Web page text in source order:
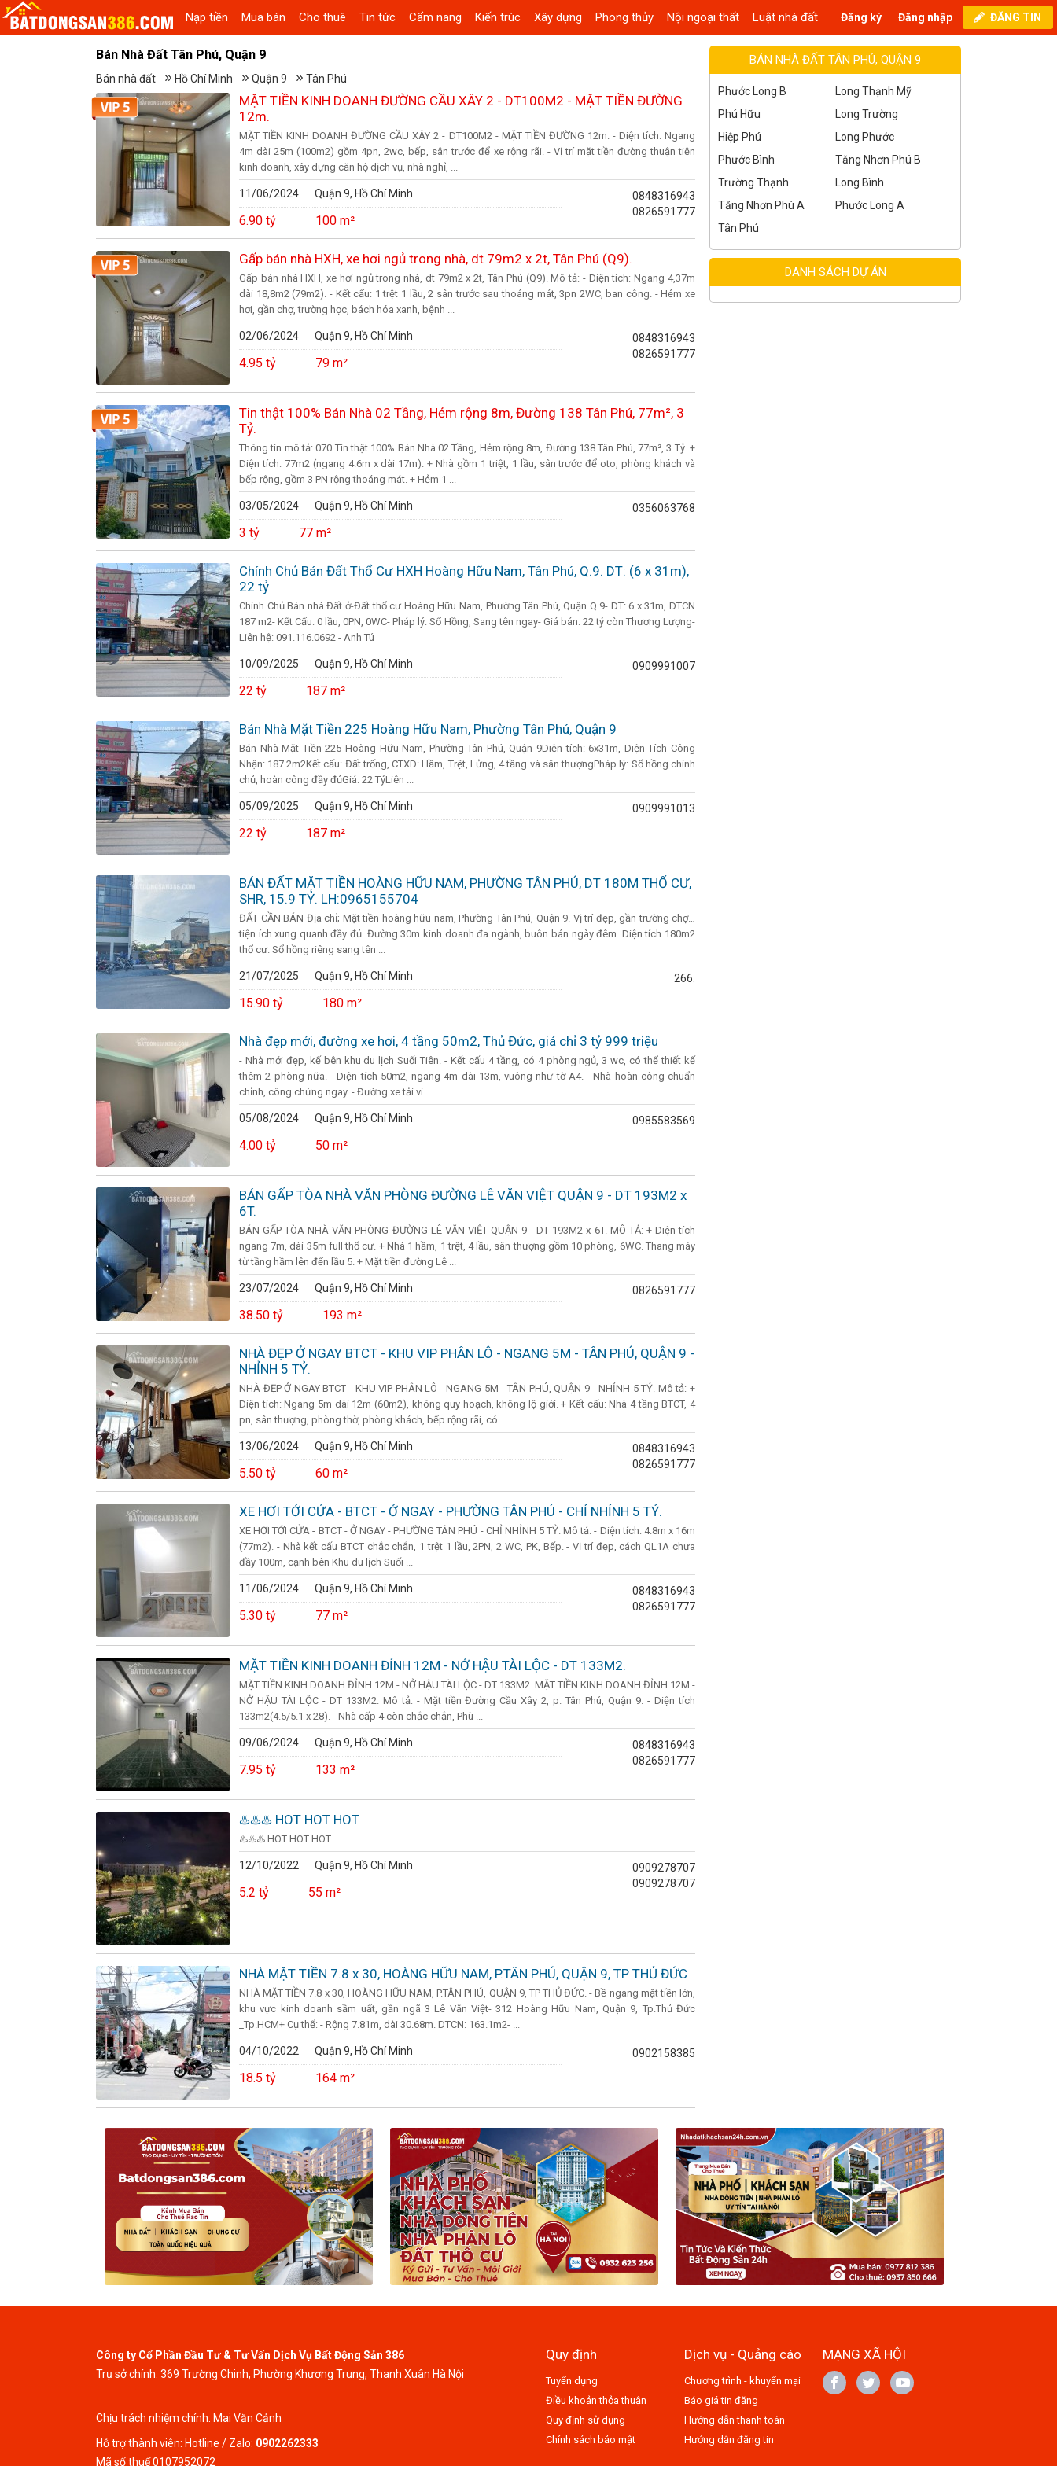
Nạp tiền Mua bán Cho thuê Tin tức Cẩm nang Kiến trúc Xây dựng Phong thủy Nội ngoại thất Luật nhà đất ĐĂNG TIN
Đăng nhập
Đăng ký
Bán Nhà Đất Tân Phú, Quận 9
Bán nhà đất Hồ Chí Minh Quận 9 Tân Phú
MẶT TIỀN KINH DOANH ĐƯỜNG CẦU XÂY 2 - DT100M2 - MẶT TIỀN ĐƯỜNG
12m.
MẶT TIỀN KINH DOANH ĐƯỜNG CẦU XÂY 2 - DT100M2 - MẶT TIỀN ĐƯỜNG 12m. - Diện tích: Ngang
4m dài 25m (100m2) gồm 4pn, 2wc, bếp, sân trước để xe rộng rãi. - Vị trí mặt tiền đường thuận tiện
kinh doanh, xây dựng căn hộ dịch vụ, nhà nghỉ, ...
11/06/2024 Quận 9, Hồ Chí Minh
6.90 tỷ 100 m²
0848316943
0826591777
Gấp bán nhà HXH, xe hơi ngủ trong nhà, dt 79m2 x 2t, Tân Phú (Q9).
Gấp bán nhà HXH, xe hơi ngủ trong nhà, dt 79m2 x 2t, Tân Phú (Q9). Mô tả: - Diện tích: Ngang 4,37m
dài 18,8m2 (79m2). - Kết cấu: 1 trệt 1 lầu, 2 sân trước sau thoáng mát, 3pn 2WC, ban công. - Hẻm xe
hơi, gần chợ, trường học, bách hóa xanh, bệnh ...
02/06/2024 Quận 9, Hồ Chí Minh
4.95 tỷ 79 m²
0848316943
0826591777
Tin thật 100% Bán Nhà 02 Tầng, Hẻm rộng 8m, Đường 138 Tân Phú, 77m², 3
Tỷ.
Thông tin mô tả: 070 Tin thật 100% Bán Nhà 02 Tầng, Hẻm rộng 8m, Đường 138 Tân Phú, 77m², 3 Tỷ. +
Diện tích: 77m2 (ngang 4.6m x dài 17m). + Nhà gồm 1 triệt, 1 lầu, sân trước để oto, phòng khách và
bếp rộng, gồm 3 PN rộng thoáng mát. + Hẻm 1 ...
03/05/2024 Quận 9, Hồ Chí Minh
3 tỷ 77 m²
0356063768
Chính Chủ Bán Đất Thổ Cư HXH Hoàng Hữu Nam, Tân Phú, Q.9. DT: (6 x 31m),
22 tỷ
Chính Chủ Bán nhà Đất ở-Đất thổ cư Hoàng Hữu Nam, Phường Tân Phú, Quận Q.9- DT: 6 x 31m, DTCN
187 m2- Kết Cấu: 0 lầu, 0PN, 0WC- Pháp lý: Sổ Hồng, Sang tên ngay- Giá bán: 22 tỷ còn Thương Lượng-
Liên hệ: 091.116.0692 - Anh Tú
10/09/2025 Quận 9, Hồ Chí Minh
22 tỷ 187 m²
0909991007
Bán Nhà Mặt Tiền 225 Hoàng Hữu Nam, Phường Tân Phú, Quận 9
Bán Nhà Mặt Tiền 225 Hoàng Hữu Nam, Phường Tân Phú, Quận 9Diện tích: 6x31m, Diện Tích Công
Nhận: 187.2m2Kết cấu: Đất trống, CTXD: Hầm, Trệt, Lửng, 4 tầng và sân thượngPháp lý: Sổ hồng chính
chủ, hoàn công đầy đủGiá: 22 TỷLiên ...
05/09/2025 Quận 9, Hồ Chí Minh
22 tỷ 187 m²
0909991013
BÁN ĐẤT MẶT TIỀN HOÀNG HỮU NAM, PHƯỜNG TÂN PHÚ, DT 180M THỔ CƯ,
SHR, 15.9 TỶ. LH:0965155704
ĐẤT CẦN BÁN Địa chỉ; Mặt tiền hoàng hữu nam, Phường Tân Phú, Quận 9. Vị trí đẹp, gần trường chợ…
tiện ích xung quanh đầy đủ. Đường 30m kinh doanh đa ngành, buôn bán ngày đêm. Diện tích 180m2
thổ cư. Sổ hồng riêng sang tên ...
21/07/2025 Quận 9, Hồ Chí Minh
15.90 tỷ 180 m²
266.
Nhà đẹp mới, đường xe hơi, 4 tầng 50m2, Thủ Đức, giá chỉ 3 tỷ 999 triệu
- Nhà mới đẹp, kế bên khu du lịch Suối Tiên. - Kết cấu 4 tầng, có 4 phòng ngủ, 3 wc, có thể thiết kế
thêm 2 phòng nữa. - Diện tích 50m2, ngang 4m dài 13m, vuông như tờ A4. - Nhà hoàn công chuẩn
chỉnh, công chứng ngay. - Đường xe tải vi ...
05/08/2024 Quận 9, Hồ Chí Minh
4.00 tỷ 50 m²
0985583569
BÁN GẤP TÒA NHÀ VĂN PHÒNG ĐƯỜNG LÊ VĂN VIỆT QUẬN 9 - DT 193M2 x
6T.
BÁN GẤP TÒA NHÀ VĂN PHÒNG ĐƯỜNG LÊ VĂN VIỆT QUẬN 9 - DT 193M2 x 6T. MÔ TẢ: + Diện tích
ngang 7m, dài 35m full thổ cư. + Nhà 1 hầm, 1 trệt, 4 lầu, sân thượng gồm 10 phòng, 6WC. Thang máy
từ tầng hầm lên đến lầu 5. + Mặt tiền đường Lê ...
23/07/2024 Quận 9, Hồ Chí Minh
38.50 tỷ 193 m²
0826591777
NHÀ ĐẸP Ở NGAY BTCT - KHU VIP PHÂN LÔ - NGANG 5M - TÂN PHÚ, QUẬN 9 -
NHỈNH 5 TỶ.
NHÀ ĐẸP Ở NGAY BTCT - KHU VIP PHÂN LÔ - NGANG 5M - TÂN PHÚ, QUẬN 9 - NHỈNH 5 TỶ. Mô tả: +
Diện tích: Ngang 5m dài 12m (60m2), không quy hoạch, không lộ giới. + Kết cấu: Nhà 4 tầng BTCT, 4
pn, sân thượng, phòng thờ, phòng khách, bếp rộng rãi, có ...
13/06/2024 Quận 9, Hồ Chí Minh
5.50 tỷ 60 m²
0848316943
0826591777
XE HƠI TỚI CỬA - BTCT - Ở NGAY - PHƯỜNG TÂN PHÚ - CHỈ NHỈNH 5 TỶ.
XE HƠI TỚI CỬA - BTCT - Ở NGAY - PHƯỜNG TÂN PHÚ - CHỈ NHỈNH 5 TỶ. Mô tả: - Diện tích: 4.8m x 16m
(77m2). - Nhà kết cấu BTCT chắc chắn, 1 trệt 1 lầu, 2PN, 2 WC, PK, Bếp. - Vị trí đẹp, cách QL1A chưa
đầy 100m, cạnh bên Khu du lịch Suối ...
11/06/2024 Quận 9, Hồ Chí Minh
5.30 tỷ 77 m²
0848316943
0826591777
MẶT TIỀN KINH DOANH ĐỈNH 12M - NỞ HẬU TÀI LỘC - DT 133M2.
MẶT TIỀN KINH DOANH ĐỈNH 12M - NỞ HẬU TÀI LỘC - DT 133M2. MẶT TIỀN KINH DOANH ĐỈNH 12M -
NỞ HẬU TÀI LỘC - DT 133M2. Mô tả: - Mặt tiền Đường Cầu Xây 2, p. Tân Phú, Quận 9. - Diện tích
133m2(4.5/5.1 x 28). - Nhà cấp 4 còn chắc chắn, Phù ...
09/06/2024 Quận 9, Hồ Chí Minh
7.95 tỷ 133 m²
0848316943
0826591777
♨️♨️♨️ HOT HOT HOT
♨️♨️♨️ HOT HOT HOT
12/10/2022 Quận 9, Hồ Chí Minh
5.2 tỷ 55 m²
0909278707
0909278707
NHÀ MẶT TIỀN 7.8 x 30, HOÀNG HỮU NAM, P.TÂN PHÚ, QUẬN 9, TP THỦ ĐỨC
NHÀ MẶT TIỀN 7.8 x 30, HOÀNG HỮU NAM, P.TÂN PHÚ, QUẬN 9, TP THỦ ĐỨC. - Bề ngang mặt tiền lớn,
khu vực kinh doanh sầm uất, gần ngã 3 Lê Văn Việt- 312 Hoàng Hữu Nam, Quận 9, Tp.Thủ Đức
_Tp.HCM+ Cụ thể: - Rộng 7.81m, dài 30.68m. DTCN: 163.1m2- ...
04/10/2022 Quận 9, Hồ Chí Minh
18.5 tỷ 164 m²
0902158385
BÁN NHÀ ĐẤT TÂN PHÚ, QUẬN 9
Phước Long B
Long Thạnh Mỹ
Phú Hữu
Long Trường
Hiệp Phú
Long Phước
Phước Bình
Tăng Nhơn Phú B
Trường Thạnh
Long Bình
Tăng Nhơn Phú A
Phước Long A
Tân Phú
DANH SÁCH DỰ ÁN
Công ty Cổ Phần Đầu Tư & Tư Vấn Dịch Vụ Bất Động Sản 386
Trụ sở chính: 369 Trường Chinh, Phường Khương Trung, Thanh Xuân Hà Nội
Chịu trách nhiệm chính: Mai Văn Cảnh
Hỗ trợ thành viên: Hotline / Zalo: 0902262333
Mã số thuế 0107952072
Quy định
Tuyển dụng
Điều khoản thỏa thuận
Quy định sử dụng
Chính sách bảo mật
Dịch vụ - Quảng cáo
Chương trình - khuyến mại
Báo giá tin đăng
Hướng dẫn thanh toán
Hướng dẫn đăng tin
MẠNG XÃ HỘI